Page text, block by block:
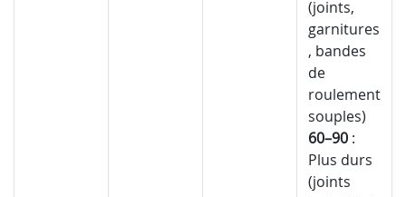
(joints,
garnitures
, bandes
de
roulement
souples)
60–90 :
Plus durs
(joints